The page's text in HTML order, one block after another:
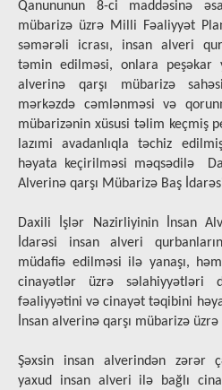
Qanununun 8-ci maddəsinə
mübarizə üzrə Milli Fəaliyyət
səmərəli icrası, insan alveri
təmin edilməsi, onlara peşəkar
alverinə qarşı mübarizə
mərkəzdə cəmlənməsi və
mübarizənin xüsusi təlim keçmiş
lazımi avadanlıqla təchiz
həyata keçirilməsi məqsədilə
Alverinə qarşı Mübarizə Baş İdarəsi
Daxili İşlər Nazirliyinin İnsan
İdarəsi insan alveri
müdafiə edilməsi ilə yanaşı,
cinayətlər üzrə səlahiyyətləri
fəaliyyətini və cinayət təqibini
İnsan alverinə qarşı mübarizə
Şəxsin insan alverindən zərər
yaxud insan alveri ilə bağlı